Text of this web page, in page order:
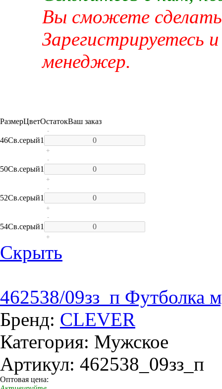
Вы сможете сделать
Зарегистрируетесь
менеджер.
РазмерЦветОстатокВаш заказ
46Св.серый1
-
+
50Св.серый1
-
+
52Св.серый1
-
+
54Св.серый1
-
+
Скрыть
462538/09зз_п Футболка
Бренд: CLEVER
Категория: Мужское
Артикул: 462538_09зз_п
Оптовая цена: